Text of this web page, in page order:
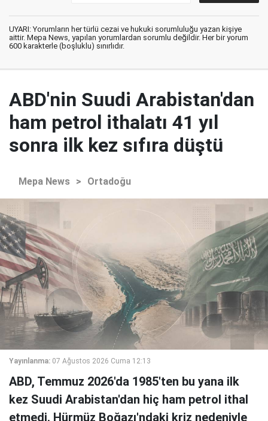
UYARI: Yorumların her türlü cezai ve hukuki sorumluluğu yazan kişiye
aittir. Mepa News, yapılan yorumlardan sorumlu değildir. Her bir yorum
600 karakterle (boşluklu) sınırlıdır.
ABD'nin Suudi Arabistan'dan
ham petrol ithalatı 41 yıl
sonra ilk kez sıfıra düştü
Mepa News > Ortadoğu
Yayınlanma: 07 Ağustos 2026 Cuma 12:13
ABD, Temmuz 2026'da 1985'ten bu yana ilk
kez Suudi Arabistan'dan hiç ham petrol ithal
etmedi. Hürmüz Boğazı'ndaki kriz nedeniyle